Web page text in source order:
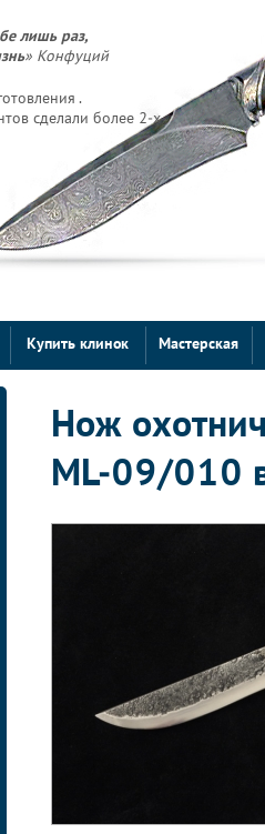
лишь раз,
» Конфуций
.
сделали более 2-х
Купить клинок Мастерская
Нож
ML-09/010